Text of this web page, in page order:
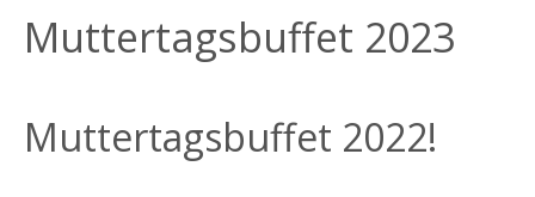
Muttertagsbuffet 2023
Muttertagsbuffet 2022!